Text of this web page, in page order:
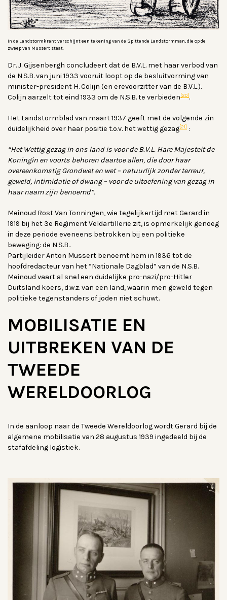
In de Landstormkrant verschijnt een tekening van de Spittende Landstormman, die op de
zweep van Mussert staat.
Dr. J. Gijsenbergh concludeert dat de B.V.L. met haar verbod van
de N.S.B. van juni 1933 vooruit loopt op de besluitvorming van
minister-president H. Colijn (en erevoorzitter van de B.V.L.).
Colijn aarzelt tot eind 1933 om de N.S.B. te verbieden [20] .
Het Landstormblad van maart 1937 geeft met de volgende zin
duidelijkheid over haar positie t.o.v. het wettig gezag[21] :
“Het Wettig gezag in ons land is voor de B.V.L. Hare Majesteit de
Koningin en voorts behoren daartoe allen, die door haar
overeenkomstig Grondwet en wet – natuurlijk zonder terreur,
geweld, intimidatie of dwang – voor de uitoefening van gezag in
haar naam zijn benoemd”.
Meinoud Rost Van Tonningen, wie tegelijkertijd met Gerard in
1919 bij het 3e Regiment Veldartillerie zit, is opmerkelijk genoeg
in deze periode eveneens betrokken bij een politieke
beweging: de N.S.B..
Partijleider Anton Mussert benoemt hem in 1936 tot de
hoofdredacteur van het “Nationale Dagblad” van de N.S.B.
Meinoud vaart al snel een duidelijke pro-nazi/pro-Hitler
Duitsland koers, d.w.z. van een land, waarin men geweld tegen
politieke tegenstanders of joden niet schuwt.
MOBILISATIE EN
UITBREKEN VAN DE
TWEEDE
WERELDOORLOG
In de aanloop naar de Tweede Wereldoorlog wordt Gerard bij de
algemene mobilisatie van 28 augustus 1939 ingedeeld bij de
stafafdeling logistiek.